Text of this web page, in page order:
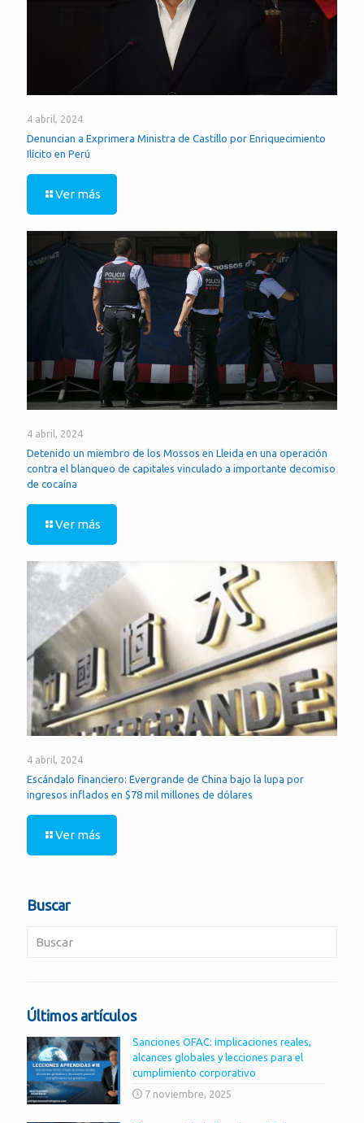
4 abril, 2024
Denuncian a Exprimera Ministra de Castillo por Enriquecimiento
Ilícito en Perú
Ver más
4 abril, 2024
Detenido un miembro de los Mossos en Lleida en una operación
contra el blanqueo de capitales vinculado a importante decomiso
de cocaína
Ver más
4 abril, 2024
Escándalo financiero: Evergrande de China bajo la lupa por
ingresos inflados en $78 mil millones de dólares
Ver más
Buscar
Últimos artículos
Sanciones OFAC: implicaciones reales,
alcances globales y lecciones para el
cumplimiento corporativo
7 noviembre, 2025